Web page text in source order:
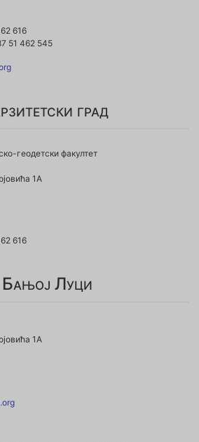
616
51 462 545
град
геодетски факултет
1A
616
Бањој Луци
1А